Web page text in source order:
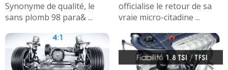
Synonyme de qualité, le
sans plomb 98 para& ...
officialise le retour de sa
vraie micro-citadine ...